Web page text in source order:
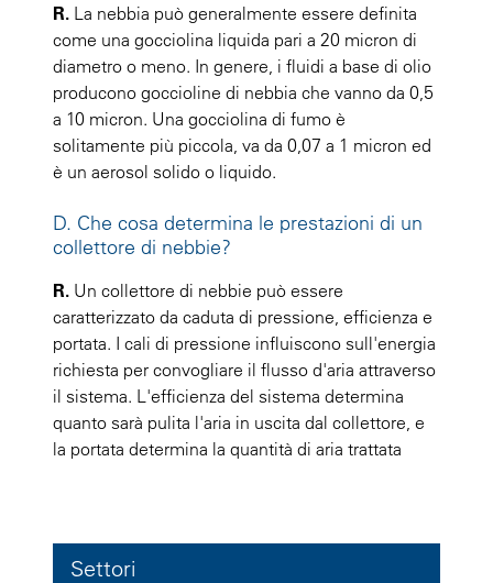
R. La nebbia può generalmente essere definita
come una gocciolina liquida pari a 20 micron di
diametro o meno. In genere, i fluidi a base di olio
producono goccioline di nebbia che vanno da 0,5
a 10 micron. Una gocciolina di fumo è
solitamente più piccola, va da 0,07 a 1 micron ed
è un aerosol solido o liquido.
D. Che cosa determina le prestazioni di un
collettore di nebbie?
R. Un collettore di nebbie può essere
caratterizzato da caduta di pressione, efficienza e
portata. I cali di pressione influiscono sull'energia
richiesta per convogliare il flusso d'aria attraverso
il sistema. L'efficienza del sistema determina
quanto sarà pulita l'aria in uscita dal collettore, e
la portata determina la quantità di aria trattata
Settori